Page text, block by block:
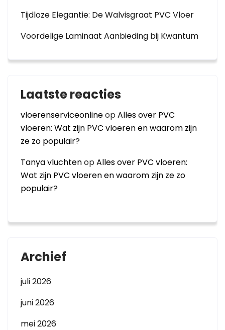
Tijdloze Elegantie: De Walvisgraat PVC Vloer
Voordelige Laminaat Aanbieding bij Kwantum
Laatste reacties
vloerenserviceonlineopAlles over PVC
vloeren: Wat zijn PVC vloeren en waarom zijn
ze zo populair?
Tanya vluchtenopAlles over PVC vloeren:
Wat zijn PVC vloeren en waarom zijn ze zo
populair?
Archief
juli 2026
juni 2026
mei 2026